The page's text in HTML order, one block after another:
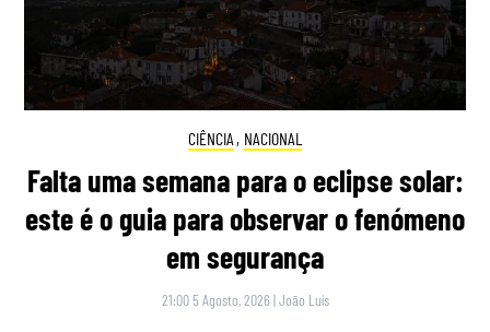
CIÊNCIA , NACIONAL
Falta uma semana para o eclipse solar:
este é o guia para observar o fenómeno
em segurança
21:00 5 Agosto, 2026 |João Luís